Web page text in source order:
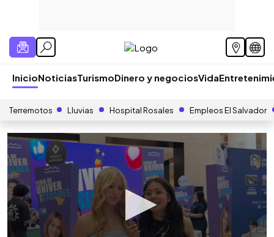
InicioNoticiasTurismoDinero y negociosVida
Terremotos Lluvias Hospital Rosales Empleos El Salvador